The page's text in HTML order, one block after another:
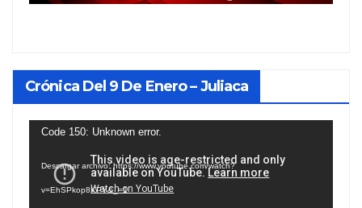
Crónica Del 9 De Enero – Juliaca
Reproductor
vídeo
Code 150: Unknown error.
Descargar archivo: https://www.youtube.com/watch?
v=EhSPkop8KPY&_=1